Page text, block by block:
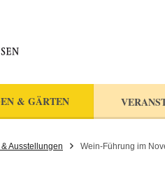
& GÄRTEN
Ausstellungen Wein-Führung im